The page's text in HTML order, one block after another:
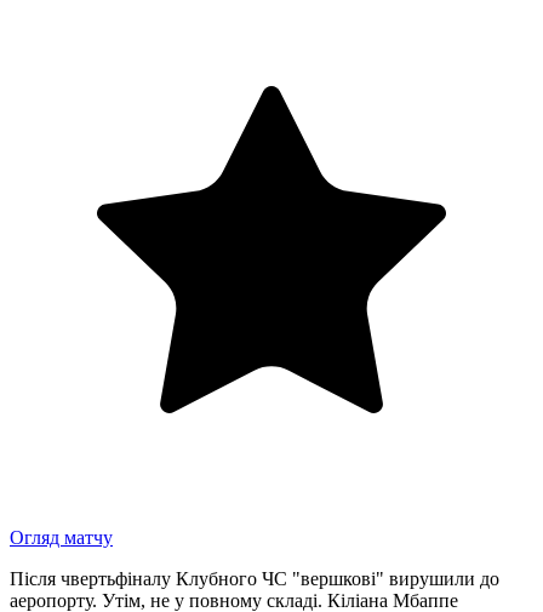
Огляд матчу
Після чвертьфіналу Клубного ЧС "вершкові" вирушили до
аеропорту. Утім, не у повному складі. Кіліана Мбаппе